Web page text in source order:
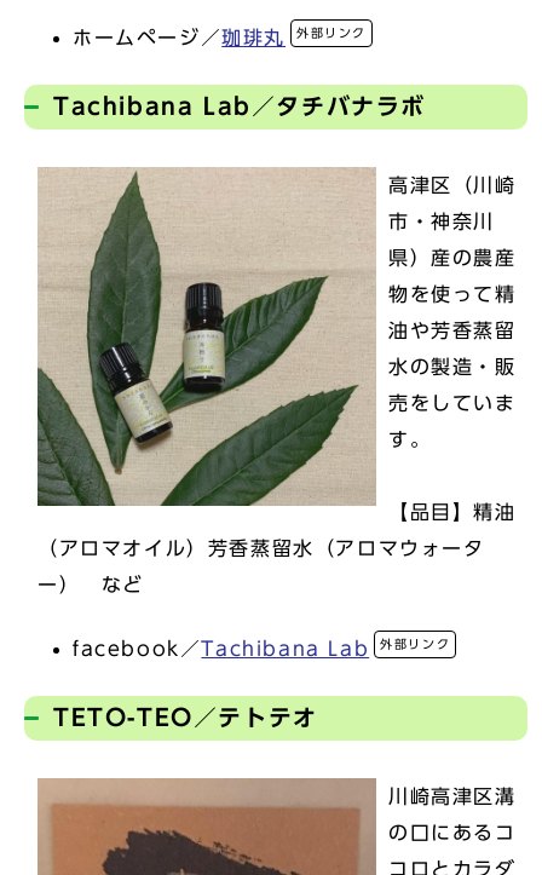
ホームページ／珈琲丸 外部リンク
Tachibana Lab／タチバナラボ
高津区（川崎
市・神奈川
県）産の農産
物を使って精
油や芳香蒸留
水の製造・販
売をしていま
す。
【品目】精油
（アロマオイル）芳香蒸留水（アロマウォータ
ー） など
facebook／Tachibana Lab 外部リンク
TETO-TEO／テトテオ
川崎高津区溝
の口にあるコ
コロとカラダ